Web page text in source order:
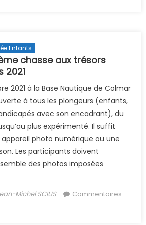
Enfants
chasse aux trésors
2021
2021 à la Base Nautique de Colmar
à tous les plongeurs (enfants,
avec son encadrant), du
plus expérimenté. Il suffit
appareil photo numérique ou une
Les participants doivent
des photos imposées
Michel SCIUS
Commentaires